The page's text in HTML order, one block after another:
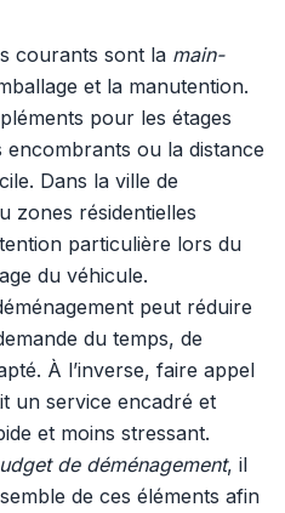
courants sont la main-
et la manutention.
pour les étages
encombrants ou la distance
Dans la ville de
zones résidentielles
particulière lors du
du véhicule.
peut réduire
du temps, de
À l’inverse, faire appel
un service encadré et
et moins stressant.
de déménagement, il
de ces éléments afin